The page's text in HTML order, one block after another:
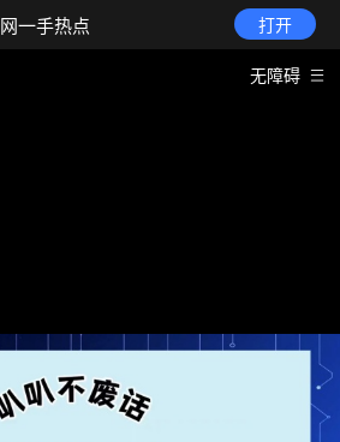
一手热点 打开
无障碍